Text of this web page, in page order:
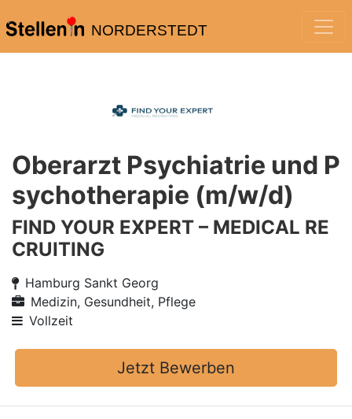
NORDERSTEDT
Oberarzt Psychiatrie und P
sychotherapie (m/w/d)
FIND YOUR EXPERT – MEDICAL RE
CRUITING
Hamburg Sankt Georg
Medizin, Gesundheit, Pflege
Vollzeit
Jetzt Bewerben